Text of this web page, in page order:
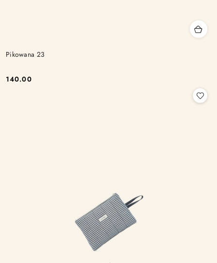
Pikowana 23
Cena:
140.00